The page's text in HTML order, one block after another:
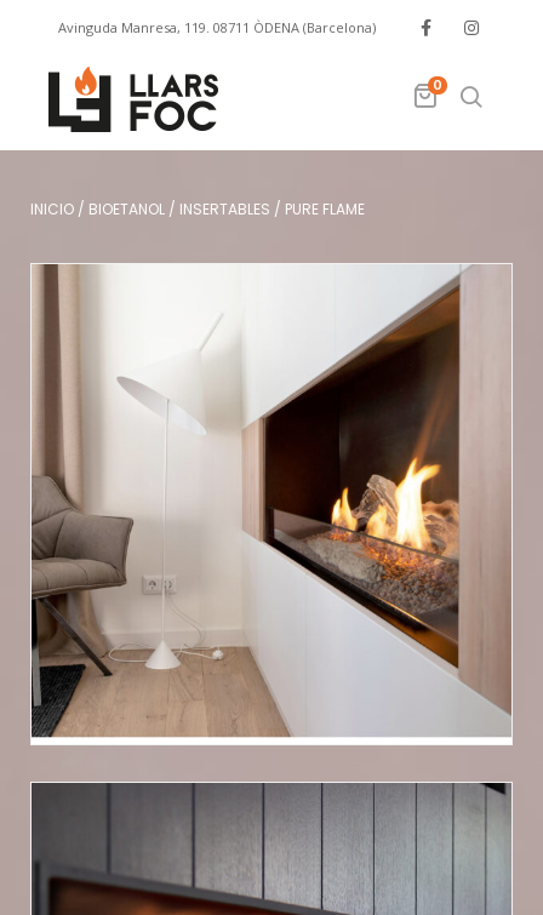
Avinguda Manresa, 119. 08711 ÒDENA (Barcelona)
info@llarsfoc.com 0
INICIO / BIOETANOL / INSERTABLES / PURE FLAME